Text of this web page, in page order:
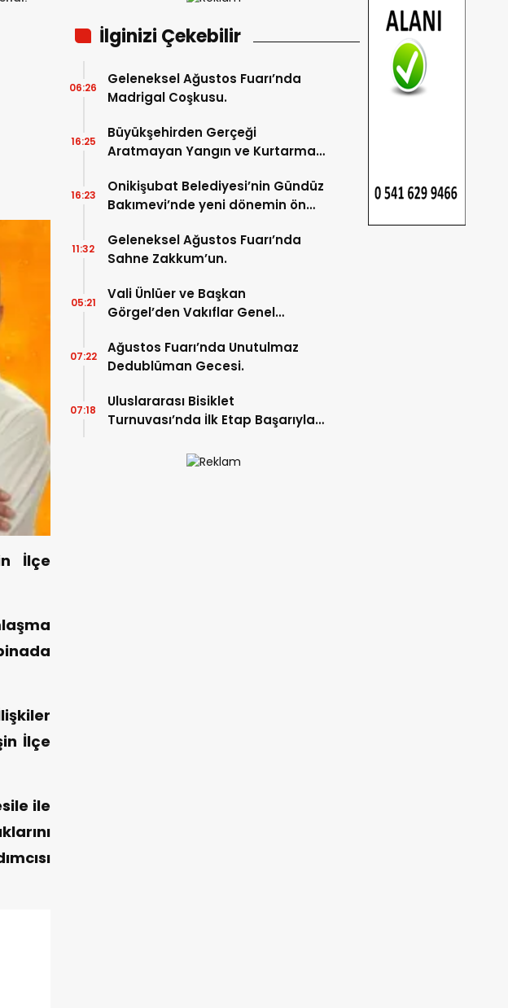
İlçe
İlçe
ile
İlginizi Çekebilir
Geleneksel Ağustos Fuarı’nda
Madrigal Coşkusu.
06:26
Büyükşehirden Gerçeği
Aratmayan Yangın ve Kurtarma
16:25
Onikişubat Belediyesi’nin Gündüz
Bakımevi’nde yeni dönemin ön
16:23
Geleneksel Ağustos Fuarı’nda
Sahne Zakkum’un.
11:32
Vali Ünlüer ve Başkan
Görgel’den Vakıflar Genel
05:21
Ağustos Fuarı’nda Unutulmaz
Dedublüman Gecesi.
07:22
Uluslararası Bisiklet
Turnuvası’nda İlk Etap Başarıyla
07:18